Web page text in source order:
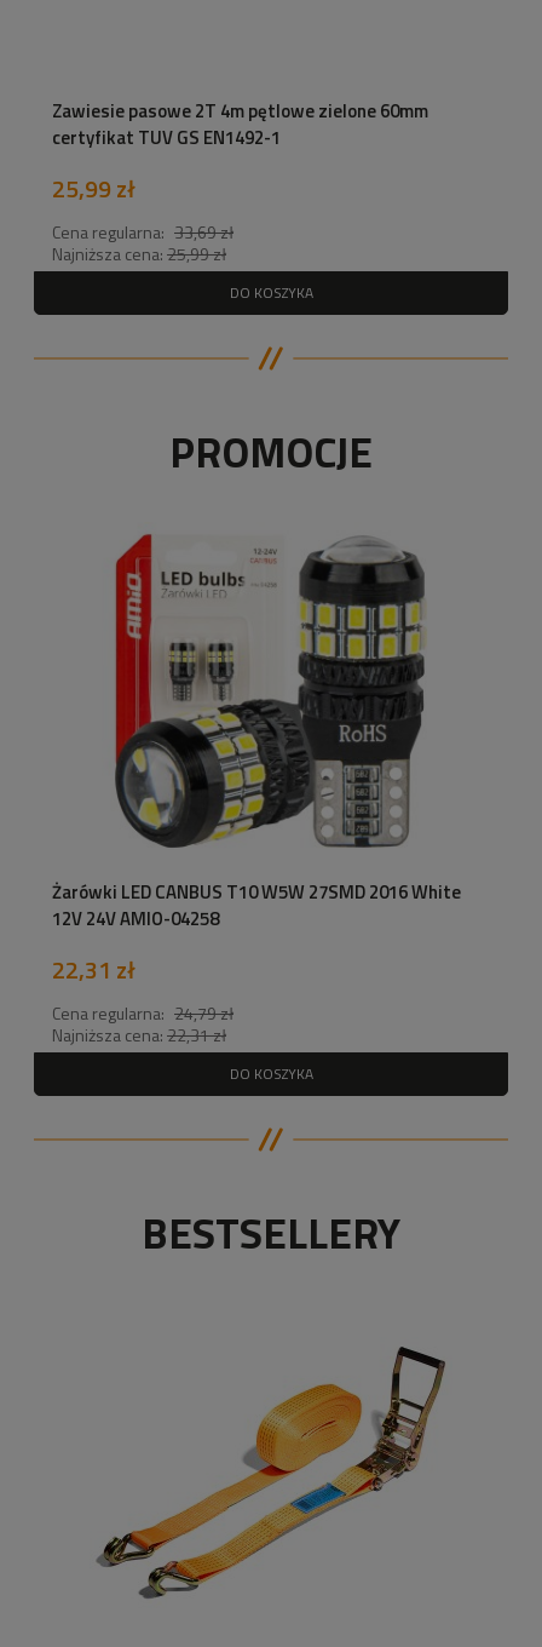
Zawiesie pasowe 2T 4m pętlowe zielone 60mm
certyfikat TUV GS EN1492-1
25,99 zł
Cena regularna: 33,69 zł
Najniższa cena:25,99 zł
DO KOSZYKA
PROMOCJE
Żarówki LED CANBUS T10 W5W 27SMD 2016 White
12V 24V AMIO-04258
22,31 zł
Cena regularna: 24,79 zł
Najniższa cena:22,31 zł
DO KOSZYKA
BESTSELLERY